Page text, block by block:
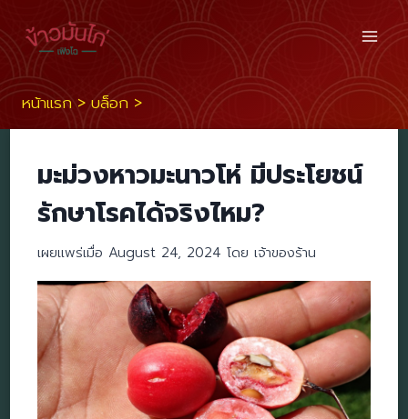
to
content
หน้าแรก>บล็อก >
มะม่วงหาวมะนาวโห่ มีประโยชน์
รักษาโรคได้จริงไหม?
เผยแพร่เมื่อ August 24, 2024 โดย เจ้าของร้าน